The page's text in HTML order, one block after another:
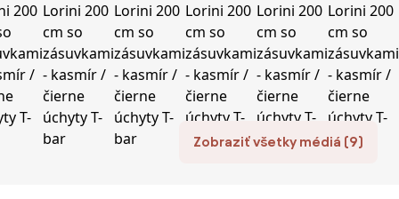
Zobraziť všetky médiá (9)